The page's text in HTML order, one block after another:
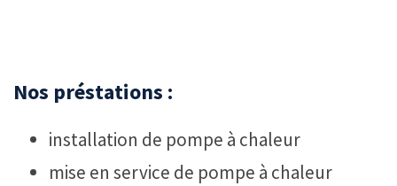
Nos préstations :
installation de pompe à chaleur
mise en service de pompe à chaleur